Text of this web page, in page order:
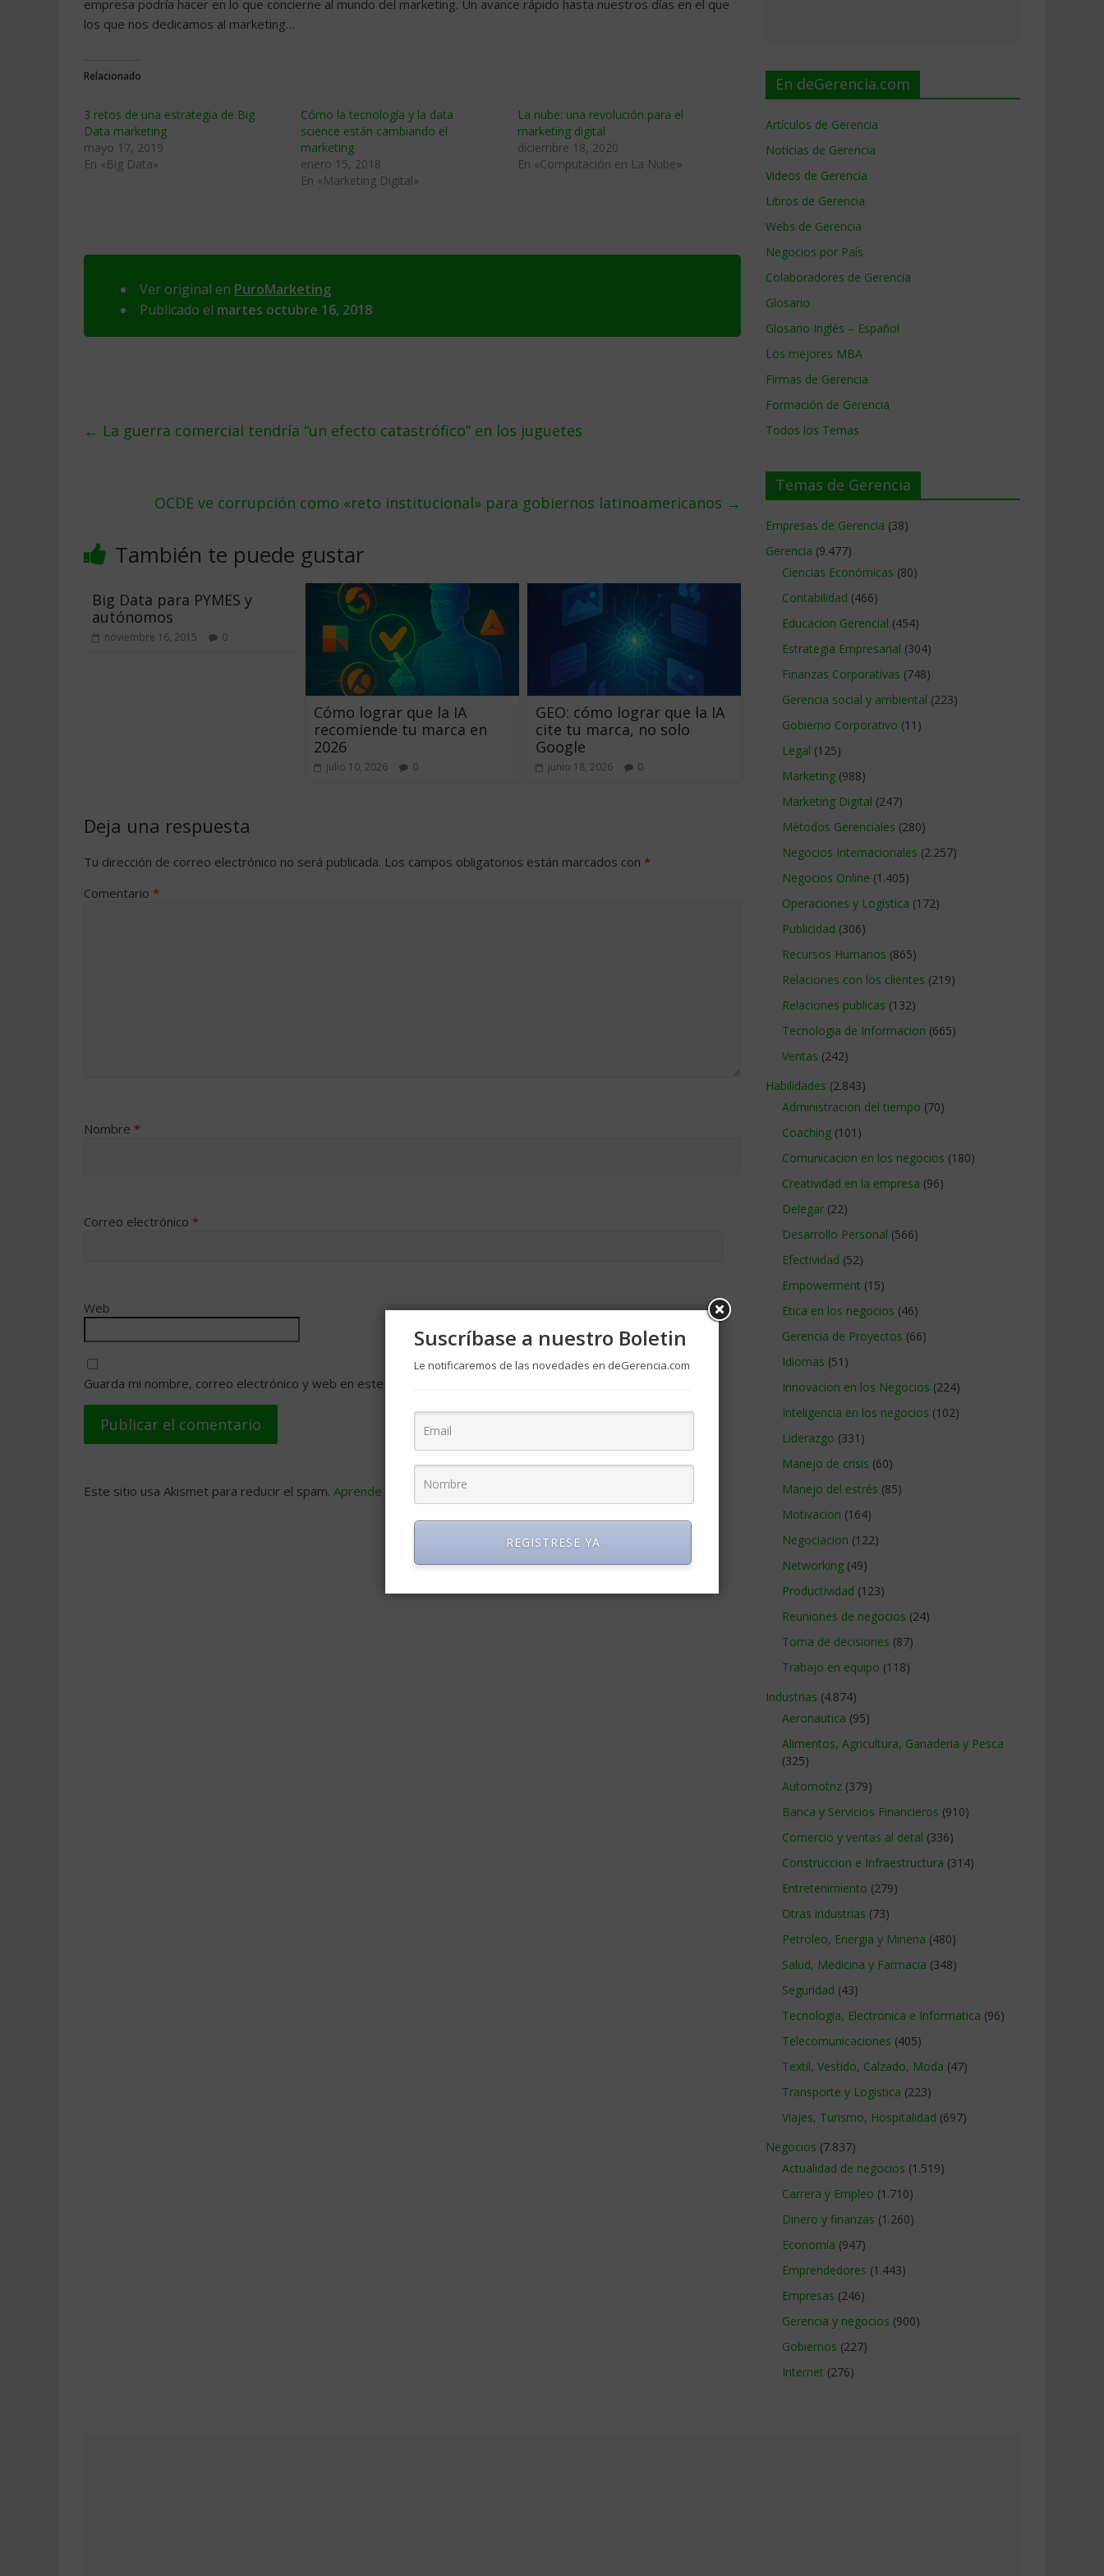
empresa podría hacer en lo que concierne al mundo del marketing. Un avance rápido hasta nuestros días en el que
los que nos dedicamos al marketing…
Relacionado
3 retos de una estrategia de Big
Data marketing
mayo 17, 2019
En «Big Data»
Cómo la tecnología y la data
science están cambiando el
marketing
enero 15, 2018
En «Marketing Digital»
La nube: una revolución para el
marketing digital
diciembre 18, 2020
En «Computación en La Nube»
Ver original en PuroMarketing
Publicado el martes octubre 16, 2018
← La guerra comercial tendría “un efecto catastrófico” en los juguetes
OCDE ve corrupción como «reto institucional» para gobiernos latinoamericanos →
También te puede gustar
Big Data para PYMES y
autónomos
noviembre 16, 2015 0
Cómo lograr que la IA
recomiende tu marca en
2026
julio 10, 2026 0
GEO: cómo lograr que la IA
cite tu marca, no solo
Google
junio 18, 2026 0
Deja una respuesta
Tu dirección de correo electrónico no será publicada. Los campos obligatorios están marcados con *
Comentario *
Nombre *
Correo electrónico *
Web
Guarda mi nombre, correo electrónico y web en este navegador para la próxima vez que comente.
Este sitio usa Akismet para reducir el spam. Aprende cómo se procesan los datos de tus comentarios
En deGerencia.com
Artículos de Gerencia
Noticias de Gerencia
Videos de Gerencia
Libros de Gerencia
Webs de Gerencia
Negocios por País
Colaboradores de Gerencia
Glosario
Glosario Inglés – Español
Los mejores MBA
Firmas de Gerencia
Formación de Gerencia
Todos los Temas
Temas de Gerencia
Empresas de Gerencia (38)
Gerencia (9.477)
Ciencias Económicas (80)
Contabilidad (466)
Educacion Gerencial (454)
Estrategia Empresarial (304)
Finanzas Corporativas (748)
Gerencia social y ambiental (223)
Gobierno Corporativo (11)
Legal (125)
Marketing (988)
Marketing Digital (247)
Métodos Gerenciales (280)
Negocios Internacionales (2.257)
Negocios Online (1.405)
Operaciones y Logística (172)
Publicidad (306)
Recursos Humanos (865)
Relaciones con los clientes (219)
Relaciones publicas (132)
Tecnologia de Informacion (665)
Ventas (242)
Habilidades (2.843)
Administracion del tiempo (70)
Coaching (101)
Comunicacion en los negocios (180)
Creatividad en la empresa (96)
Delegar (22)
Desarrollo Personal (566)
Efectividad (52)
Empowerment (15)
Etica en los negocios (46)
Gerencia de Proyectos (66)
Idiomas (51)
Innovacion en los Negocios (224)
Inteligencia en los negocios (102)
Liderazgo (331)
Manejo de crisis (60)
Manejo del estrés (85)
Motivacion (164)
Negociacion (122)
Networking (49)
Productividad (123)
Reuniones de negocios (24)
Toma de decisiones (87)
Trabajo en equipo (118)
Industrias (4.874)
Aeronautica (95)
Alimentos, Agricultura, Ganaderia y Pesca
(325)
Automotriz (379)
Banca y Servicios Financieros (910)
Comercio y ventas al detal (336)
Construccion e Infraestructura (314)
Entretenimiento (279)
Otras industrias (73)
Petroleo, Energia y Mineria (480)
Salud, Medicina y Farmacia (348)
Seguridad (43)
Tecnologia, Electronica e Informatica (96)
Telecomunicaciones (405)
Textil, Vestido, Calzado, Moda (47)
Transporte y Logistica (223)
Viajes, Turismo, Hospitalidad (697)
Negocios (7.837)
Actualidad de negocios (1.519)
Carrera y Empleo (1.710)
Dinero y finanzas (1.260)
Economía (947)
Emprendedores (1.443)
Empresas (246)
Gerencia y negocios (900)
Gobiernos (227)
Internet (276)
Suscríbase a nuestro Boletin
Le notificaremos de las novedades en deGerencia.com
REGISTRESE YA